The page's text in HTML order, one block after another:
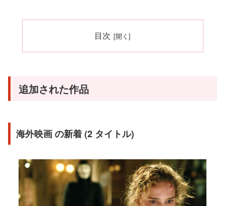
目次
追加された作品
海外映画 の新着 (2 タイトル)